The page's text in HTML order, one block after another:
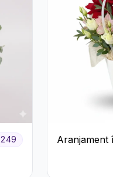
249
Aranjament